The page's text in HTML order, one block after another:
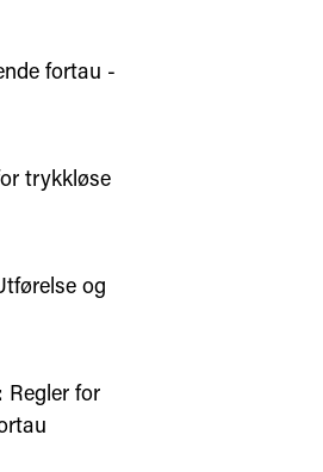
fortau -
trykkløse
og
for